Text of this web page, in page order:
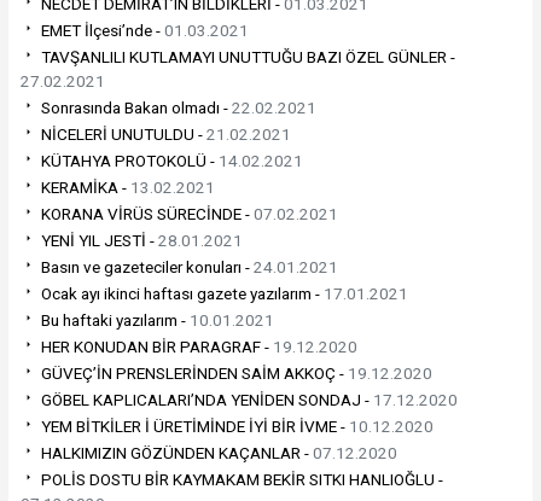
EMET İlçesi’nde -01.03.2021
TAVŞANLILI KUTLAMAYI UNUTTUĞU BAZI ÖZEL GÜNLER -
27.02.2021
Sonrasında Bakan olmadı -22.02.2021
NİCELERİ UNUTULDU -21.02.2021
KÜTAHYA PROTOKOLÜ - 14.02.2021
KERAMİKA - 13.02.2021
KORANA VİRÜS SÜRECİNDE -07.02.2021
YENİ YIL JESTİ -28.01.2021
Basın ve gazeteciler konuları -24.01.2021
Ocak ayı ikinci haftası gazete yazılarım - 17.01.2021
Bu haftaki yazılarım - 10.01.2021
HER KONUDAN BİR PARAGRAF - 19.12.2020
GÜVEÇ’İN PRENSLERİNDEN SAİM AKKOÇ - 19.12.2020
GÖBEL KAPLICALARI’NDA YENİDEN SONDAJ - 17.12.2020
YEM BİTKİLER İ ÜRETİMİNDE İYİ BİR İVME - 10.12.2020
HALKIMIZIN GÖZÜNDEN KAÇANLAR -07.12.2020
POLİS DOSTU BİR KAYMAKAM BEKİR SITKI HANLIOĞLU -